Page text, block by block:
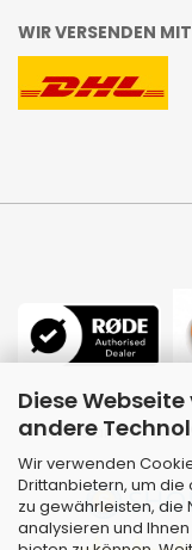
Diese
andere
Wir verwenden
Drittanbietern, um die
zu gewährleisten, die
analysieren und
WIR VERSENDEN MIT
mit Gambio.de ©